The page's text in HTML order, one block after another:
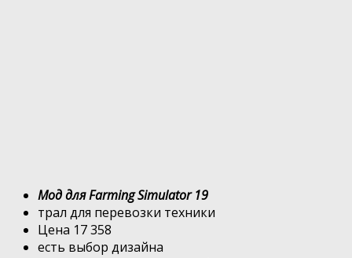
Мод для Farming Simulator 19
трал для перевозки техники
Цена 17 358
есть выбор дизайна